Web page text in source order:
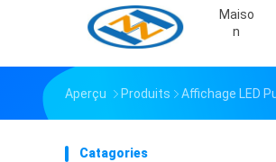
Maiso
N
Aperçu Produits Affichage LED
Catagories